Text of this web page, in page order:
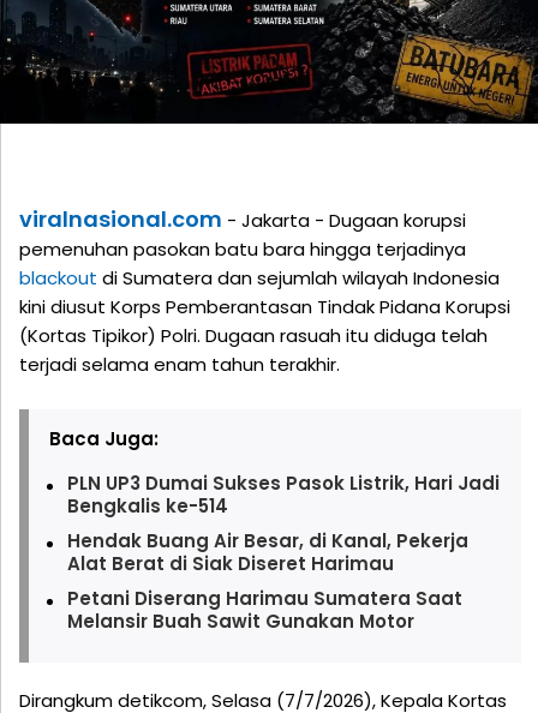
viralnasional.com - Jakarta - Dugaan korupsi
pemenuhan pasokan batu bara hingga terjadinya
blackout di Sumatera dan sejumlah wilayah Indonesia
kini diusut Korps Pemberantasan Tindak Pidana Korupsi
(Kortas Tipikor) Polri. Dugaan rasuah itu diduga telah
terjadi selama enam tahun terakhir.
Baca Juga:
PLN UP3 Dumai Sukses Pasok Listrik, Hari Jadi
Bengkalis ke-514
Hendak Buang Air Besar, di Kanal, Pekerja
Alat Berat di Siak Diseret Harimau
Petani Diserang Harimau Sumatera Saat
Melansir Buah Sawit Gunakan Motor
Dirangkum detikcom, Selasa (7/7/2026), Kepala Kortas